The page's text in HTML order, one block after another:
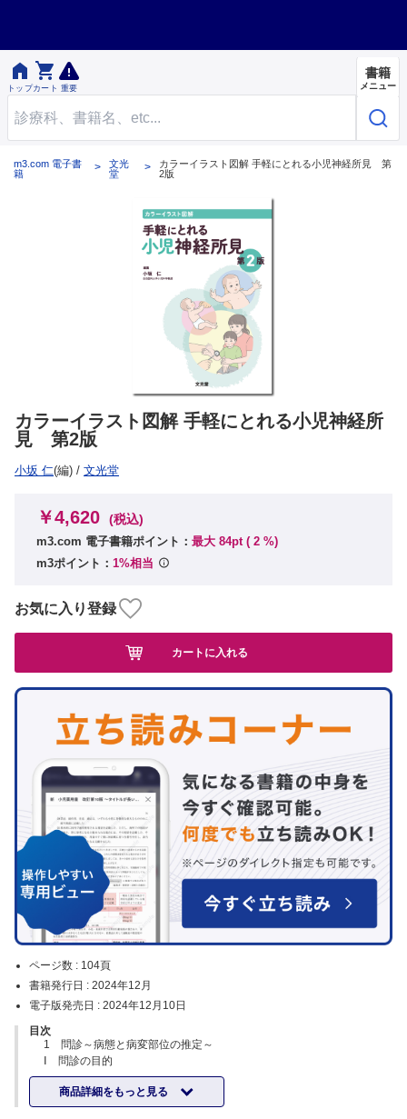

トップ

カート 重要
書籍
メニュー
m3.com 電子書
籍
文光
堂
カラーイラスト図解 手軽にとれる小児神経所見 第
2版
カラーイラスト図解 手軽にとれる小児神経所
見 第2版
小坂 仁(編) / 文光堂
ページ数 : 104頁
書籍発行日 : 2024年12月
電子版発売日 : 2024年12月10日
目次
1 問診～病態と病変部位の推定～
Ⅰ 問診の目的
Ⅱ 妊娠歴，分娩歴，家族歴，発達歴，成長歴，などの既往歴
Ⅲ 現病歴
Ⅳ 部位予測を行う
商品詳細をもっと見る
￥4,620 (税込)
m3.com 電子書籍ポイント： 最大 84pt ( 2 %)
m3ポイント： 1%相当
お気に入り登録
カートに入れる